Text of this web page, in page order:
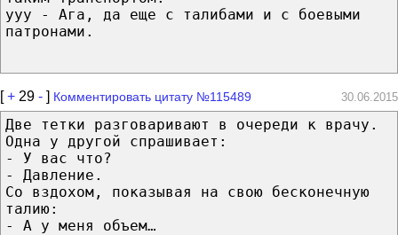
yyy - Ага, да еще с талибами и с боевыми
патронами.
[+ 29 - ] Комментировать цитату №115489 30.06.2015
Две тетки разговаривают в очереди к врачу.
Одна у другой спрашивает:
- У вас что?
- Давление.
Со вздохом, показывая на свою бесконечную
талию:
- А у меня объем…